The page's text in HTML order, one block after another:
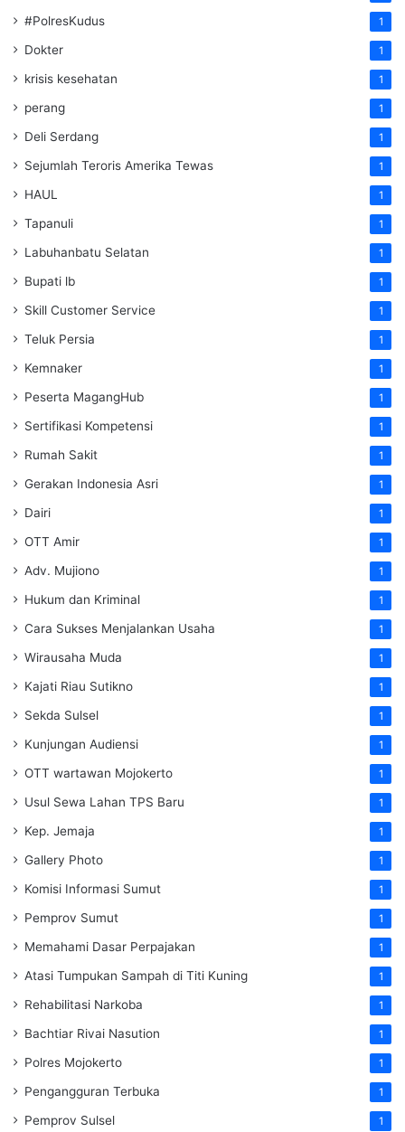
#PolresKudus 1
Dokter 1
krisis kesehatan 1
perang 1
Deli Serdang 1
Sejumlah Teroris Amerika Tewas 1
HAUL 1
Tapanuli 1
Labuhanbatu Selatan 1
Bupati lb 1
Skill Customer Service 1
Teluk Persia 1
Kemnaker 1
Peserta MagangHub 1
Sertifikasi Kompetensi 1
Rumah Sakit 1
Gerakan Indonesia Asri 1
Dairi 1
OTT Amir 1
Adv. Mujiono 1
Hukum dan Kriminal 1
Cara Sukses Menjalankan Usaha 1
Wirausaha Muda 1
Kajati Riau Sutikno 1
Sekda Sulsel 1
Kunjungan Audiensi 1
OTT wartawan Mojokerto 1
Usul Sewa Lahan TPS Baru 1
Kep. Jemaja 1
Gallery Photo 1
Komisi Informasi Sumut 1
Pemprov Sumut 1
Memahami Dasar Perpajakan 1
Atasi Tumpukan Sampah di Titi Kuning 1
Rehabilitasi Narkoba 1
Bachtiar Rivai Nasution 1
Polres Mojokerto 1
Pengangguran Terbuka 1
Pemprov Sulsel 1